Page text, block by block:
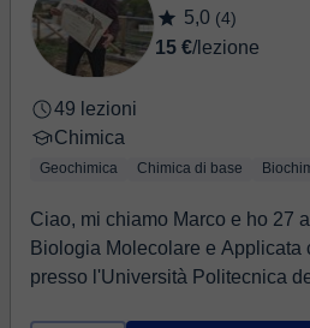
5,0 (4)
15 €/lezione
49 lezioni
Chimica
Geochimica Chimica di base
Ciao, mi chiamo Marco e ho 27
Biologia Molecolare e Applicata
presso l'Università Politecnica